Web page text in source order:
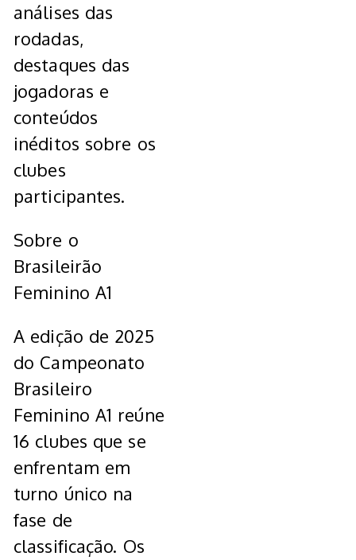
análises das
rodadas,
destaques das
jogadoras e
conteúdos
inéditos sobre os
clubes
participantes.
Sobre o
Brasileirão
Feminino A1
A edição de 2025
do Campeonato
Brasileiro
Feminino A1 reúne
16 clubes que se
enfrentam em
turno único na
fase de
classificação. Os